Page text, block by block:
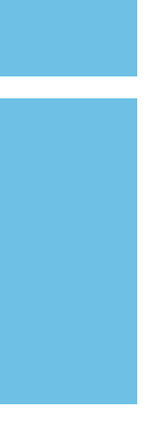
ดับกลิ่นบุหรี่
างดี